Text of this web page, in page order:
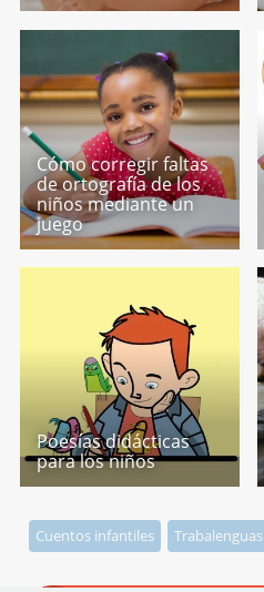
Cómo corregir faltas
de ortografía de los
niños mediante un
juego
Poesías didácticas
para los niños
Cuentos infantiles Trabalenguas